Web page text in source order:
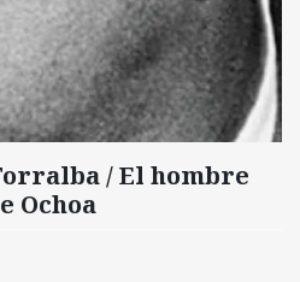
/ El hombre
Ochoa